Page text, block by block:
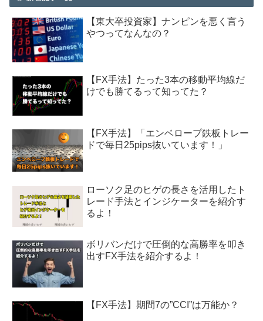
【東大卒投資家】ナンピンを悪く言う
やつってなんなの？
【FX手法】たった3本の移動平均線だ
けでも勝てるって知ってた？
【FX手法】「エンベロープ鉄板トレー
ドで毎日25pips抜いています！」
ローソク足のヒゲの長さを活用したト
レード手法とインジケーターを紹介す
るよ！
ボリバンだけで圧倒的な高勝率を叩き
出すFX手法を紹介するよ！
【FX手法】期間7の”CCI”は万能か？